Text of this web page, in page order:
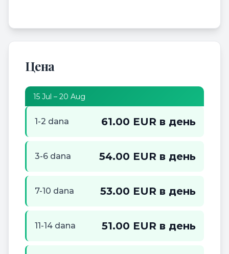
Цена
15 Jul – 20 Aug
1-2 dana 61.00 EUR в день
3-6 dana 54.00 EUR в день
7-10 dana 53.00 EUR в день
11-14 dana 51.00 EUR в день